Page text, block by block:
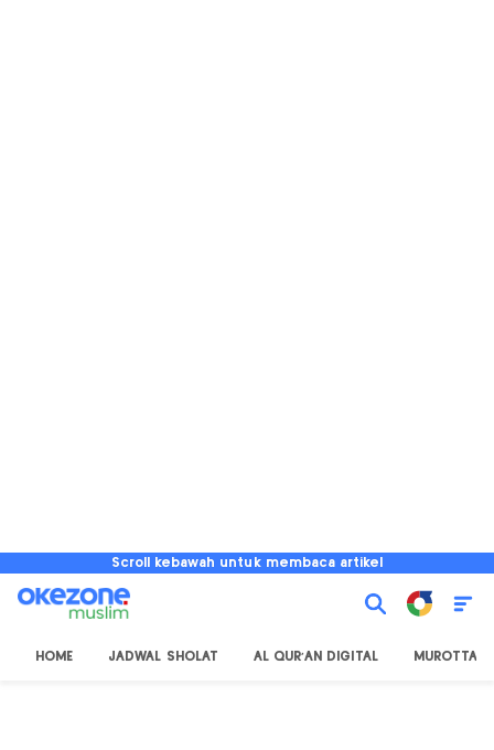
Scroll kebawah untuk membaca artikel
HOME JADWAL SHOLAT AL QUR'AN DIGITAL MUROTTAL